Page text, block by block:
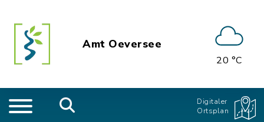
Amt Oeversee
20 °C
Digitaler
Ortsplan